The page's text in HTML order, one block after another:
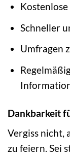
Schneller
Umfragen
Dankbarkeit
Vergiss nicht,
zu feiern. Sei